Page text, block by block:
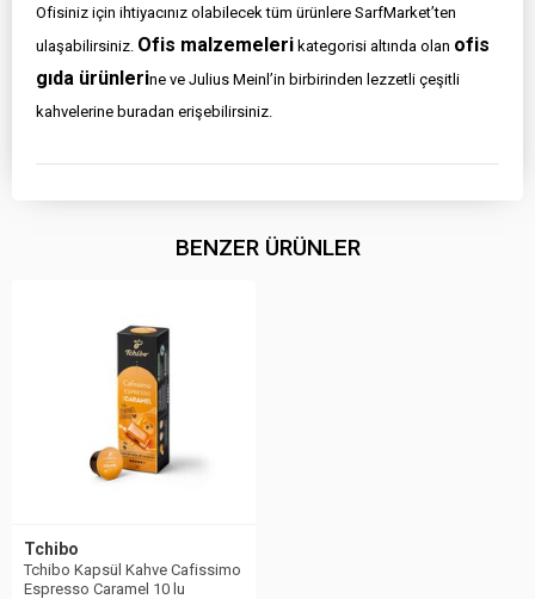
Ofisiniz için ihtiyacınız olabilecek tüm ürünlere SarfMarket’ten
ulaşabilirsiniz. Ofis malzemeleri kategorisi altında olan ofis
gıda ürünlerine ve Julius Meinl’in birbirinden lezzetli çeşitli
kahvelerine buradan erişebilirsiniz.
BENZER ÜRÜNLER
Tchibo
Tchibo Kapsül Kahve Cafissimo
Espresso Caramel 10 lu